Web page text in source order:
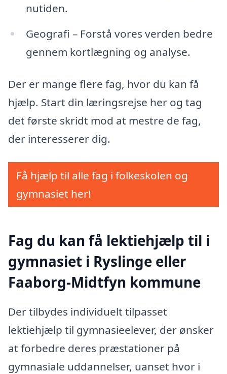
nutiden.
Geografi – Forstå vores verden bedre
gennem kortlægning og analyse.
Der er mange flere fag, hvor du kan få
hjælp. Start din læringsrejse her og tag
det første skridt mod at mestre de fag,
der interesserer dig.
Få hjælp til alle fag i folkeskolen og
gymnasiet her!
Fag du kan få lektiehjælp til i
gymnasiet i Ryslinge eller
Faaborg-Midtfyn kommune
Der tilbydes individuelt tilpasset
lektiehjælp til gymnasieelever, der ønsker
at forbedre deres præstationer på
gymnasiale uddannelser, uanset hvor i